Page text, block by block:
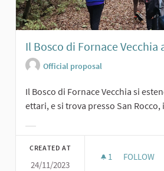
Il Bosco di Fornace Vecchia
Official proposal
Il Bosco di Fornace Vecchia si
ettari, e si trova presso San Rocco,
CREATED AT
24/11/2023
1 1 FOLLOWER
FOLLOW